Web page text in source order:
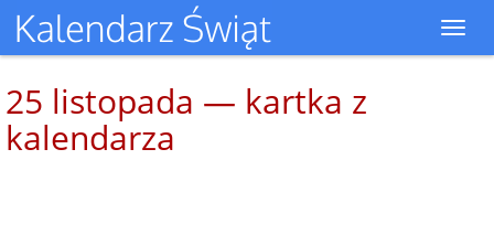
25 listopada — kartka z
kalendarza